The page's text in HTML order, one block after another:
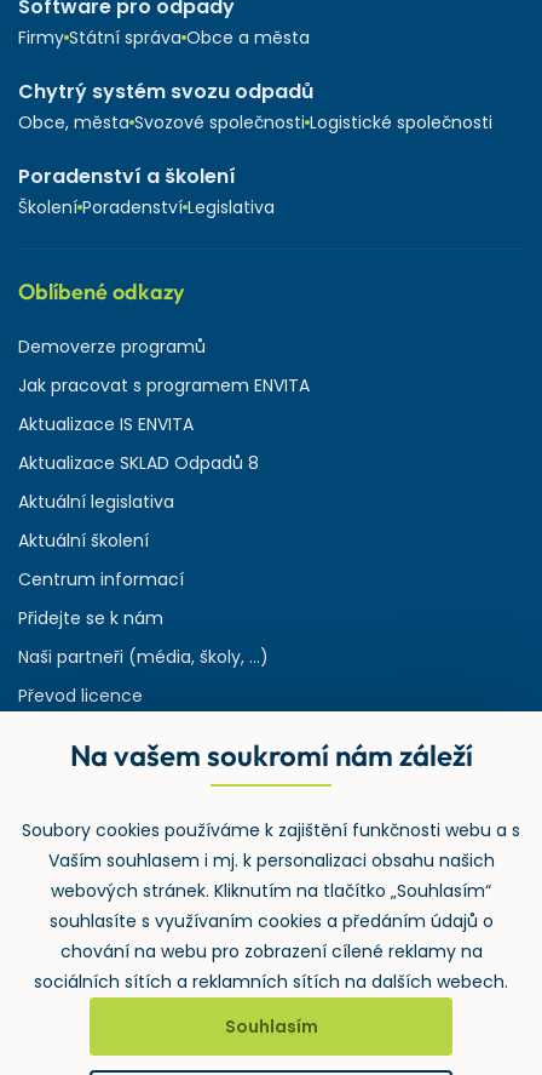
Software pro odpady
Firmy Státní správa Obce a města
Chytrý systém svozu odpadů
Obce, města Svozové společnosti Logistické společnosti
Poradenství a školení
Školení Poradenství Legislativa
Oblíbené odkazy
Demoverze programů
Jak pracovat s programem ENVITA
Aktualizace IS ENVITA
Aktualizace SKLAD Odpadů 8
Aktuální legislativa
Aktuální školení
Centrum informací
Přidejte se k nám
Naši partneři (média, školy, ...)
Převod licence
Rejstřík používaných zkratek v odpadech
Zpětný odběr
Wolters Kluwer ČR, a.s., U nákladového nádraží 3265/10,
Na vašem soukromí nám záleží
Soubory cookies používáme k zajištění funkčnosti webu a s
Vaším souhlasem i mj. k personalizaci obsahu našich
webových stránek. Kliknutím na tlačítko „Souhlasím“
souhlasíte s využívaním cookies a předáním údajů o
chování na webu pro zobrazení cílené reklamy na
sociálních sítích a reklamních sítích na dalších webech.
Souhlasím